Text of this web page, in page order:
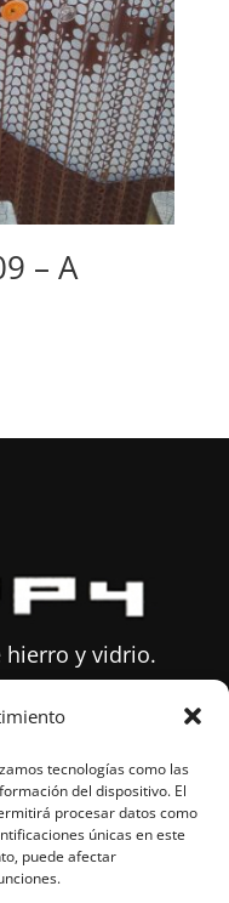
tecnologías como las
del dispositivo. El
procesar datos como
únicas en este
puede afectar
– A
hierro y vidrio.